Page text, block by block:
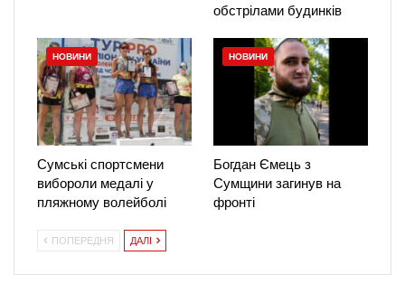
обстрілами будинків
НОВИНИ
Сумські спортсмени
вибороли медалі у
пляжному волейболі
НОВИНИ
Богдан Ємець з
Сумщини загинув на
фронті
ПОПЕРЕДНЯ ДАЛІ